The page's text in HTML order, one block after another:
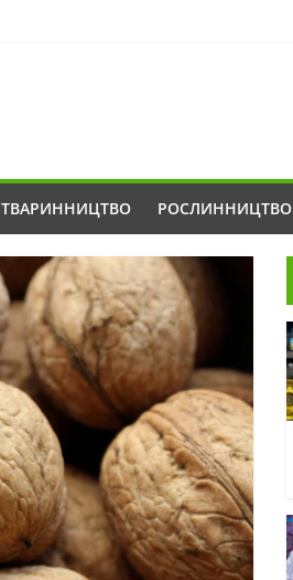
ТВАРИННИЦТВО РОСЛИННИЦТВО